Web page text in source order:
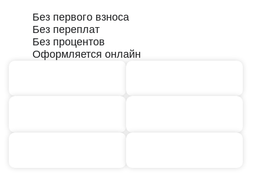
Без первого взноса
Без переплат
Без процентов
Оформляется онлайн